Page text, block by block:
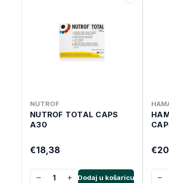
NUTROF
NUTROF TOTAL CAPS
A30
€18,38
− + Dodaj u košaricu −